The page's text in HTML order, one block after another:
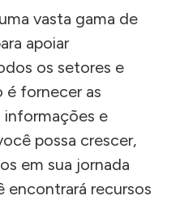
vasta gama de
apoiar
os setores e
é fornecer as
informações e
possa crescer,
em sua jornada
encontrará recursos